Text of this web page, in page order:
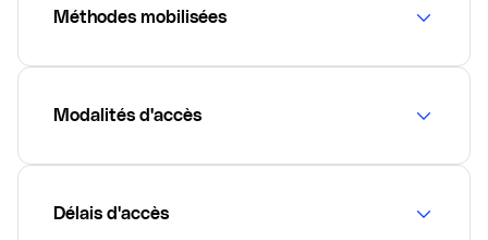
Méthodes mobilisées
Modalités d'accès
Délais d'accès